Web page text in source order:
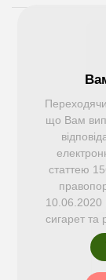
що Вам
статтею
10.06.2020
сигарет та